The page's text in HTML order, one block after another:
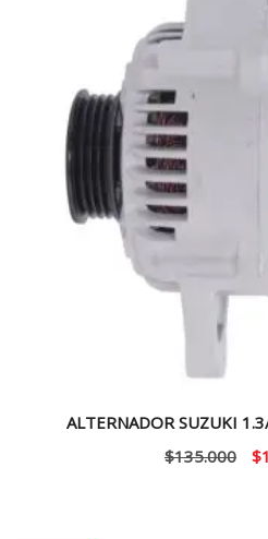
ALTERNADOR SUZUKI
$135.000
El
$